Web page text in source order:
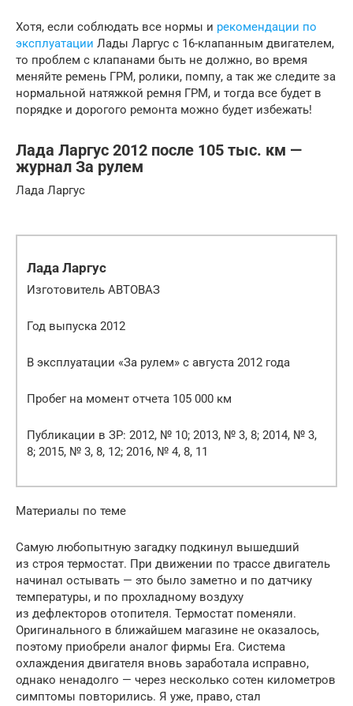
Хотя, если соблюдать все нормы и рекомендации по
эксплуатации Лады Ларгус с 16-клапанным двигателем,
то проблем с клапанами быть не должно, во время
меняйте ремень ГРМ, ролики, помпу, а так же следите за
нормальной натяжкой ремня ГРМ, и тогда все будет в
порядке и дорогого ремонта можно будет избежать!
Лада Ларгус 2012 после 105 тыс. км —
журнал За рулем
Лада Ларгус
Лада Ларгус
Изготовитель АВТОВАЗ
Год выпуска 2012
В эксплуатации «За рулем» с августа 2012 года
Пробег на момент отчета 105 000 км
Публикации в ЗР: 2012, № 10; 2013, № 3, 8; 2014, № 3,
8; 2015, № 3, 8, 12; 2016, № 4, 8, 11
Материалы по теме
Самую любопытную загадку подкинул вышедший
из строя термостат. При движении по трассе двигатель
начинал остывать — это было заметно и по датчику
температуры, и по прохладному воздуху
из дефлекторов отопителя. Термостат поменяли.
Оригинального в ближайшем магазине не оказалось,
поэтому приобрели аналог фирмы Era. Система
охлаждения двигателя вновь заработала исправно,
однако ненадолго — через несколько сотен километров
симптомы повторились. Я уже, право, стал